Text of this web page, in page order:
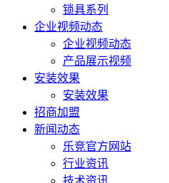
锁具系列
企业视频动态
企业视频动态
产品展示视频
安装效果
安装效果
招商加盟
新闻动态
乐竞官方网站
行业资讯